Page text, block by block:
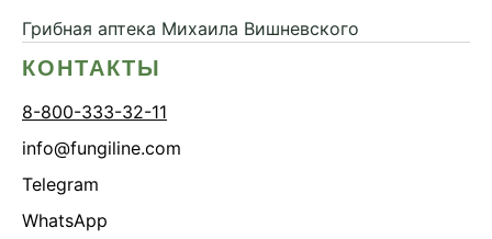
Грибная аптека Михаила Вишневского
КОНТАКТЫ
8-800-333-32-11
info@fungiline.com
Telegram
WhatsApp